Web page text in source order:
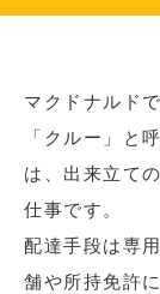
マクドナルド
「クルー」と
は、出来立て
仕事です。
配達手段は専
舗や所持免許